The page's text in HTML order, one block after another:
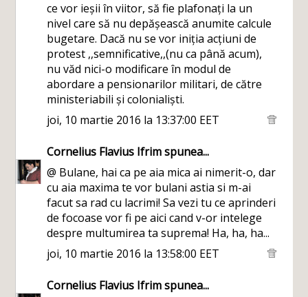
ce vor ieșii în viitor, să fie plafonați la un
nivel care să nu depășească anumite calcule
bugetare. Dacă nu se vor iniția acțiuni de
protest ,,semnificative,,(nu ca până acum),
nu văd nici-o modificare în modul de
abordare a pensionarilor militari, de către
ministeriabili și colonialiști.
joi, 10 martie 2016 la 13:37:00 EET
Cornelius Flavius Ifrimspunea...
@ Bulane, hai ca pe aia mica ai nimerit-o, dar
cu aia maxima te vor bulani astia si m-ai
facut sa rad cu lacrimi! Sa vezi tu ce aprinderi
de focoase vor fi pe aici cand v-or intelege
despre multumirea ta suprema! Ha, ha, ha...
joi, 10 martie 2016 la 13:58:00 EET
Cornelius Flavius Ifrimspunea...